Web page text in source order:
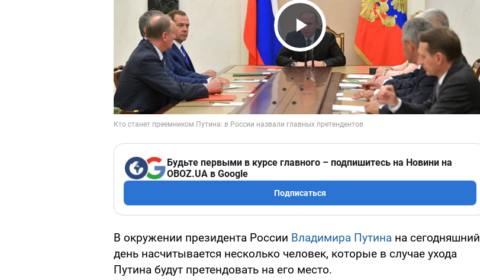
Play Video
Будьте первыми в курсе главного – подпишитесь на Новини на
OBOZ.UA в Google
Подписаться
В окружении президента России Владимира Путина на сегодняшний
день насчитывается несколько человек, которые в случае ухода
Путина будут претендовать на его место.